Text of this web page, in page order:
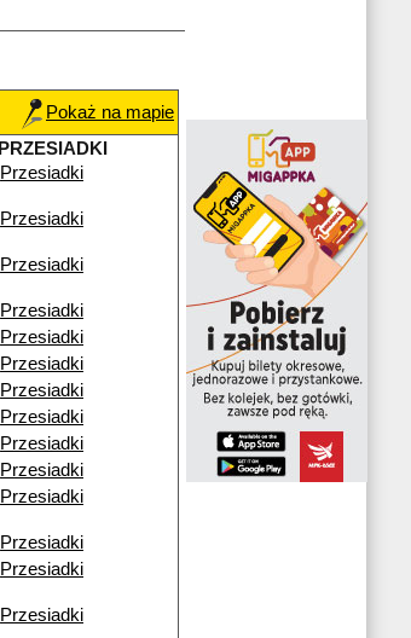
Pokaż na mapie
PRZESIADKI
Przesiadki
Przesiadki
Przesiadki
Przesiadki
Przesiadki
Przesiadki
Przesiadki
Przesiadki
Przesiadki
Przesiadki
Przesiadki
Przesiadki
Przesiadki
Przesiadki